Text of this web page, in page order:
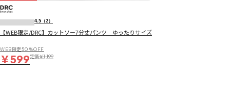
4.5 （2）
【WEB限定/DRC】カットソー7分丈パンツ ゆったりサイズ
WEB限定50％OFF
￥599定価￥1,199